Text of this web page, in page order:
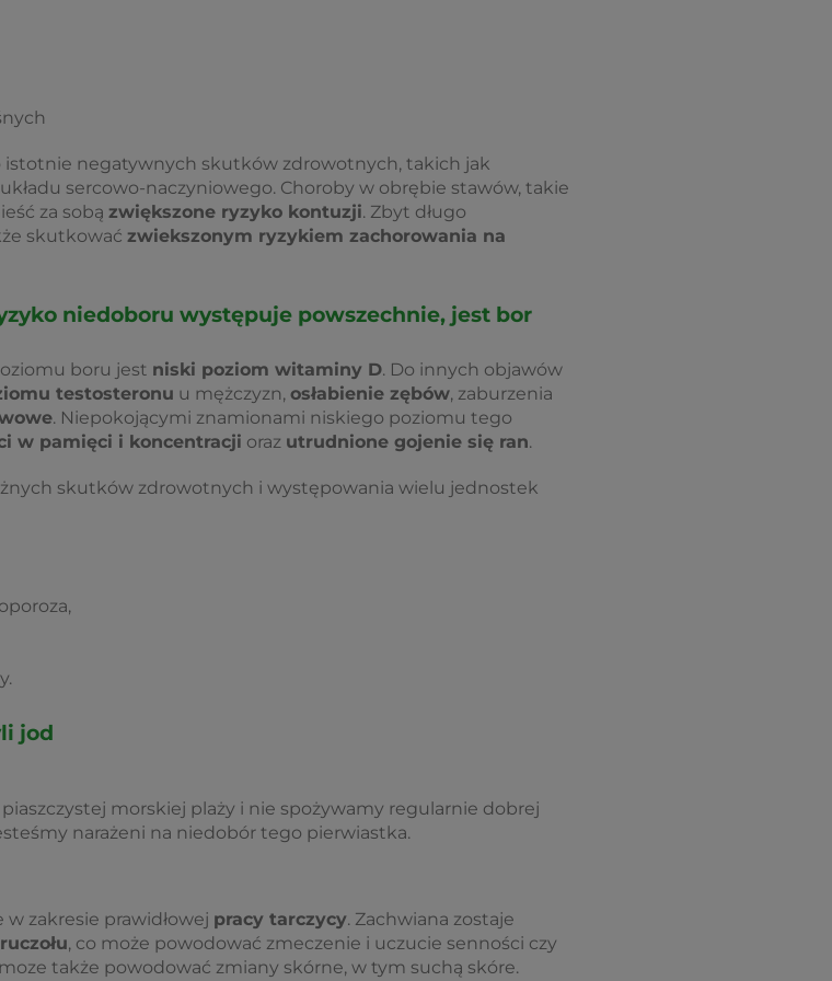
istotnie negatywnych skutków zdrowotnych, takich jak
sercowo-naczyniowego. Choroby w obrębie stawów, takie
za sobą zwiększone ryzyko kontuzji. Zbyt długo
skutkować zwiekszonym ryzykiem zachorowania na
niedoboru występuje powszechnie, jest bor
boru jest niski poziom witaminy D. Do innych objawów
testosteronu u mężczyzn, osłabienie zębów, zaburzenia
. Niepokojącymi znamionami niskiego poziomu tego
w pamięci i koncentracji oraz utrudnione gojenie się ran.
skutków zdrowotnych i występowania wielu jednostek
jod
morskiej plaży i nie spożywamy regularnie dobrej
narażeni na niedobór tego pierwiastka.
w zakresie prawidłowej pracy tarczycy. Zachwiana zostaje
, co może powodować zmeczenie i uczucie senności czy
także powodować zmiany skórne, w tym suchą skóre.